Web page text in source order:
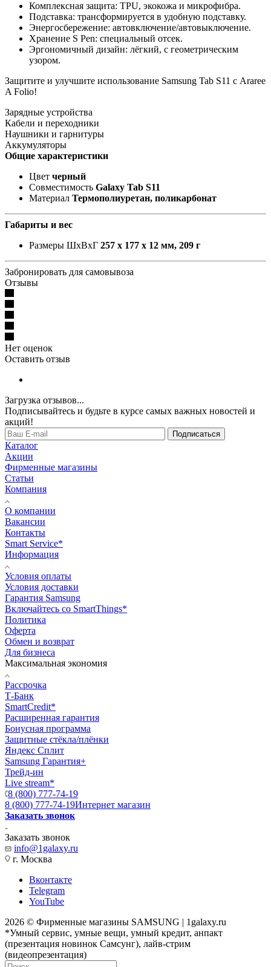
Комплексная защита: TPU, экокожа и микрофибра.
Подставка: трансформируется в удобную подставку.
Энергосбережение: автовключение/автовыключение.
Хранение S Pen: специальный отсек.
Эргономичный дизайн: лёгкий, с геометрическим
узором.
Защитите и улучшите использование Samsung Tab S11 с Araree
A Folio!
Зарядные устройства
Кабели и переходники
Наушники и гарнитуры
Аккумуляторы
Общие характеристики
Цвет черный
Совместимость Galaxy Tab S11
Материал Термополиуретан, поликарбонат
Габариты и вес
Размеры ШxВxГ 257 x 177 x 12 мм, 209 г
Забронировать для самовывоза
Отзывы
Нет оценок
Оставить отзыв
Загрузка отзывов...
Подписывайтесь и будьте в курсе самых важных новостей и
акций!
Подписаться
Каталог
Акции
Фирменные магазины
Статьи
Компания
О компании
Вакансии
Контакты
Smart Service*
Информация
Условия оплаты
Условия доставки
Гарантия Samsung
Включайтесь со SmartThings*
Политика
Оферта
Обмен и возврат
Для бизнеса
Максимальная экономия
Рассрочка
Т-Банк
SmartCredit*
Расширенная гарантия
Бонусная программа
Защитные стёкла/плёнки
Яндекс Сплит
Samsung Гарантия+
Трейд-ин
Live stream*
8 (800) 777-74-19
8 (800) 777-74-19Интернет магазин
Заказать звонок
Заказать звонок
info@1galaxy.ru
г. Москва
Вконтакте
Telegram
YouTube
2026 © Фирменные магазины SAMSUNG | 1galaxy.ru
*Умный сервис, умные вещи, умный кредит, анпакт
(презентация новинок Самсунг), лайв-стрим
(видеопрезентация)